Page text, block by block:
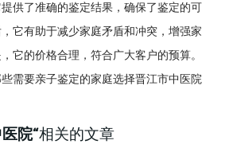
供了准确的鉴定结果，确保了鉴定的可
它有助于减少家庭矛盾和冲突，增强家
它的价格合理，符合广大客户的预算。
需要亲子鉴定的家庭选择晋江市中医院
院“相关的文章